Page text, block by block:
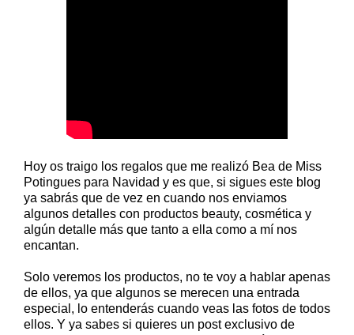
Hoy os traigo los regalos que me realizó Bea de Miss
Potingues para Navidad y es que, si sigues este blog
ya sabrás que de vez en cuando nos enviamos
algunos detalles con productos beauty, cosmética y
algún detalle más que tanto a ella como a mí nos
encantan.
Solo veremos los productos, no te voy a hablar apenas
de ellos, ya que algunos se merecen una entrada
especial, lo entenderás cuando veas las fotos de todos
ellos. Y ya sabes si quieres un post exclusivo de